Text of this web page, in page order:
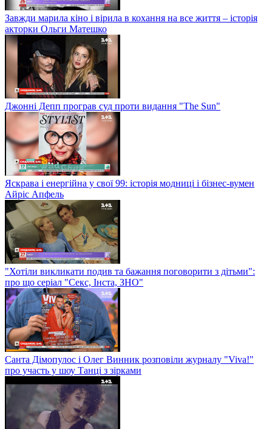
Завжди марила кіно і вірила в кохання на все життя – історія
акторки Ольги Матешко
Джонні Депп програв суд проти видання "The Sun"
Яскрава і енергійна у свої 99: історія модниці і бізнес-вумен
Айріс Апфель
"Хотіли викликати подив та бажання поговорити з дітьми":
про що серіал "Секс, Інста, ЗНО"
Санта Дімопулос і Олег Винник розповіли журналу "Viva!"
про участь у шоу Танці з зірками